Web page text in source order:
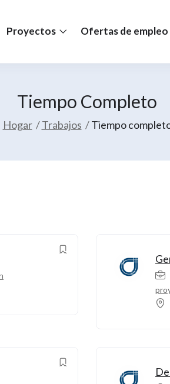
Proyectos Ofertas de empleo
Tiempo Completo
Hogar Trabajos Tiempo